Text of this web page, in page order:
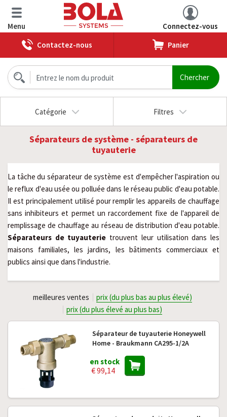
Menu
Connectez-vous
Contactez-nous
Panier
Catégorie Filtres
Séparateurs de système - séparateurs de
tuyauterie
La tâche du séparateur de système est d'empêcher l'aspiration ou
le reflux d'eau usée ou polluée dans le réseau public d'eau potable.
Il est principalement utilisé pour remplir les appareils de chauffage
sans inhibiteurs et permet un raccordement fixe de l'appareil de
remplissage de chauffage au réseau de distribution d'eau potable.
Séparateurs de tuyauterie trouvent leur utilisation dans les
maisons familiales, les jardins, les bâtiments commerciaux et
publics ainsi que dans l'industrie.
meilleures ventes
prix (du plus bas au plus élevé)
prix (du plus élevé au plus bas)
Séparateur de tuyauterie Honeywell
Home - Braukmann CA295-1/2A
en stock
€ 99,14